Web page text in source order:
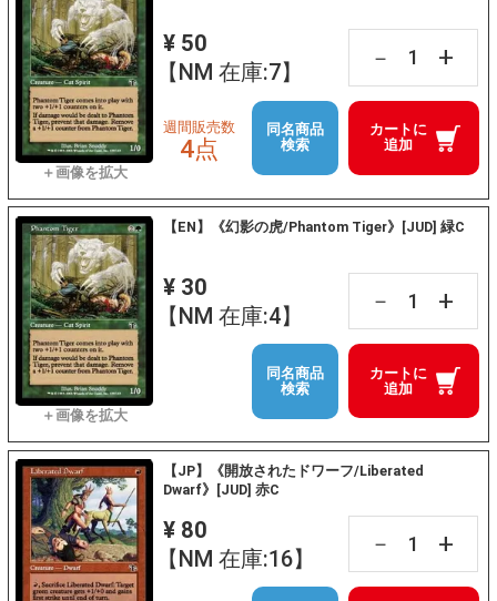
¥ 50
【NM 在庫:7】
－ +
カートに
追加
週間販売数
4点
同名商品
検索
【EN】《幻影の虎/Phantom Tiger》[JUD] 緑C
¥ 30
【NM 在庫:4】
－ +
カートに
追加
同名商品
検索
【JP】《開放されたドワーフ/Liberated
Dwarf》[JUD] 赤C
¥ 80
【NM 在庫:16】
－ +